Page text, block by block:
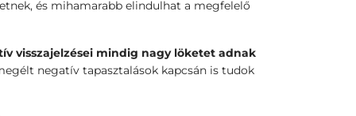
és mihamarabb elindulhat a megfelelő
visszajelzései mindig nagy löketet adnak
negatív tapasztalások kapcsán is tudok